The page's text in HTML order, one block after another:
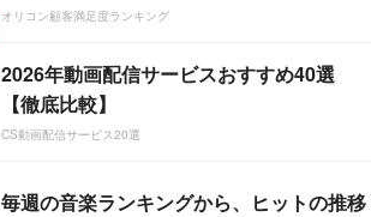
オリコン顧客満足度ランキング
2026年動画配信サービスおすすめ40選
【徹底比較】
CS動画配信サービス20選
毎週の音楽ランキングから、ヒットの推移